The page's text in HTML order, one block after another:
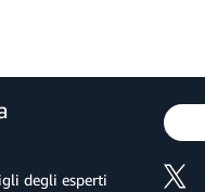
degli esperti